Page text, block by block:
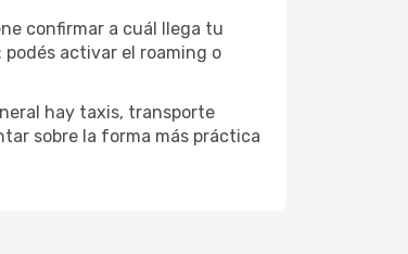
confirmar a cuál llega tu
activar el roaming o
hay taxis, transporte
sobre la forma más práctica